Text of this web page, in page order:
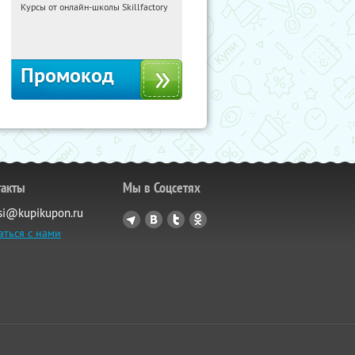
00:09:19
Получи первым!
Курсы от онлайн-школы Skillfactory
Промокод
с нами
Мы в Соцсетях